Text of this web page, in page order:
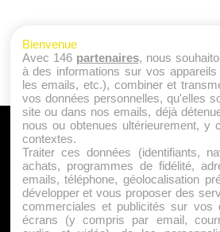
A PROPOS
Qui sommes nous
Mentions Légales
Publicité
Politique de
Bienvenue
Avec 146 partenaires, nous
à des informations sur vos
les emails, etc.), combiner et
vos données personnelles, qu'elles
site ou dans nos emails, déjà
nous ou obtenues ultérieurement, y
contextes.
Traiter ces données (identifiants,
achats, programmes de fidélité,
emails, téléphone, géolocalisation
développer et vous proposer des
commerciales et publicités sur vos
écrans (y compris par email,